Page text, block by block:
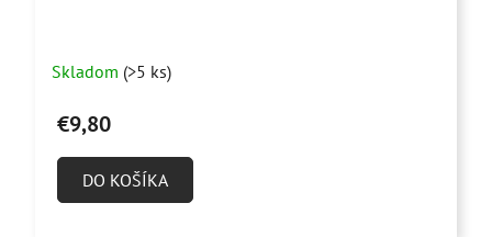
hodnotenie
produktu
z
Skladom (>5 ks)
€9,80
DO KOŠÍKA